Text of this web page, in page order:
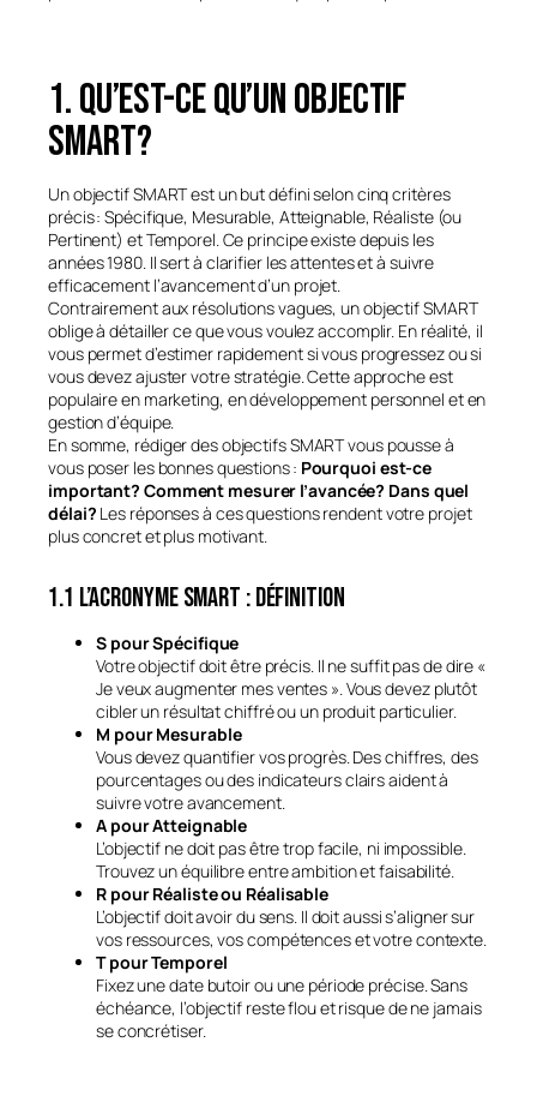
1. Qu’est-ce qu’un objectif
smart?
Un objectif SMART est un but défini selon cinq critères
précis : Spécifique, Mesurable, Atteignable, Réaliste (ou
Pertinent) et Temporel. Ce principe existe depuis les
années 1980. Il sert à clarifier les attentes et à suivre
efficacement l’avancement d’un projet.
Contrairement aux résolutions vagues, un objectif SMART
oblige à détailler ce que vous voulez accomplir. En réalité, il
vous permet d’estimer rapidement si vous progressez ou si
vous devez ajuster votre stratégie. Cette approche est
populaire en marketing, en développement personnel et en
gestion d’équipe.
En somme, rédiger des objectifs SMART vous pousse à
vous poser les bonnes questions : Pourquoi est-ce
important? Comment mesurer l’avancée? Dans quel
délai? Les réponses à ces questions rendent votre projet
plus concret et plus motivant.
1.1 L’acronyme SMART : définition
S pour Spécifique
Votre objectif doit être précis. Il ne suffit pas de dire «
Je veux augmenter mes ventes ». Vous devez plutôt
cibler un résultat chiffré ou un produit particulier.
M pour Mesurable
Vous devez quantifier vos progrès. Des chiffres, des
pourcentages ou des indicateurs clairs aident à
suivre votre avancement.
A pour Atteignable
L’objectif ne doit pas être trop facile, ni impossible.
Trouvez un équilibre entre ambition et faisabilité.
R pour Réaliste ou Réalisable
L’objectif doit avoir du sens. Il doit aussi s’aligner sur
vos ressources, vos compétences et votre contexte.
T pour Temporel
Fixez une date butoir ou une période précise. Sans
échéance, l’objectif reste flou et risque de ne jamais
se concrétiser.